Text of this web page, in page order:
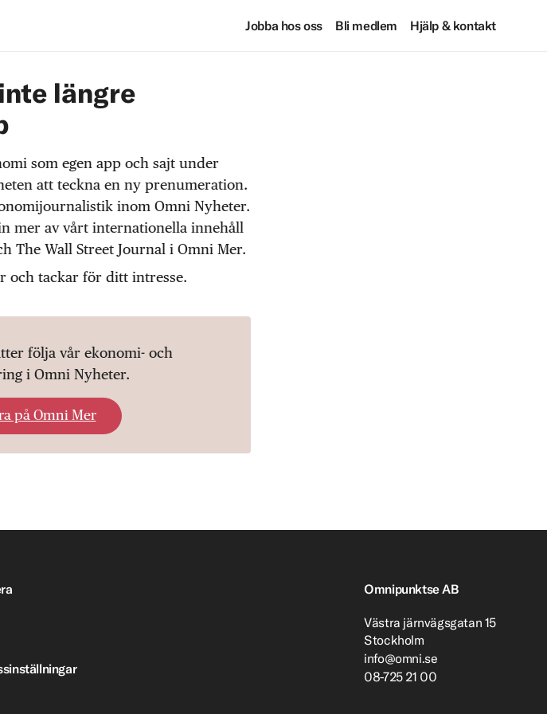
Jobba hos oss Bli medlem Hjälp & kontakt
längre
som egen app och sajt under
att teckna en ny prenumeration.
inom Omni Nyheter.
mer av vårt internationella innehåll
The Wall Street Journal i Omni Mer.
och tackar för ditt intresse.
följa vår ekonomi- och
i Omni Nyheter.
på Omni Mer
Omnipunktse AB
Västra järnvägsgatan 15
Stockholm
info@omni.se
08-725 21 00